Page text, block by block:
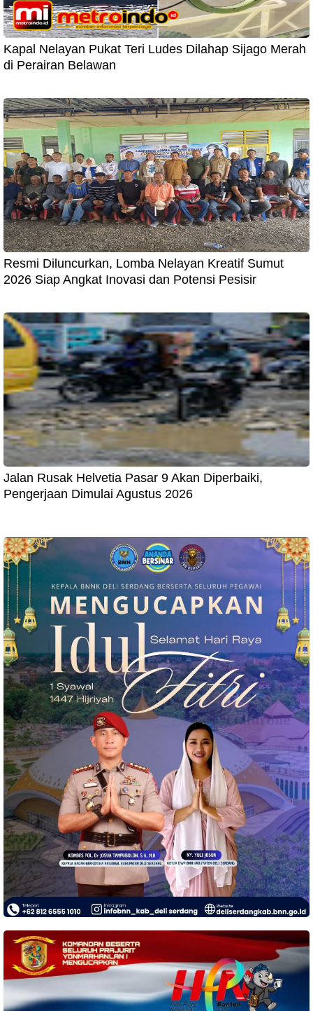
Kapal Nelayan Pukat Teri Ludes Dilahap Sijago Merah
di Perairan Belawan
Resmi Diluncurkan, Lomba Nelayan Kreatif Sumut
2026 Siap Angkat Inovasi dan Potensi Pesisir
Jalan Rusak Helvetia Pasar 9 Akan Diperbaiki,
Pengerjaan Dimulai Agustus 2026